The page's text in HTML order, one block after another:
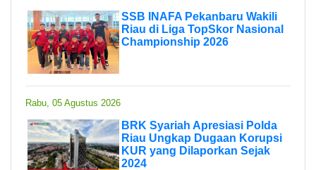
SSB INAFA Pekanbaru Wakili
Riau di Liga TopSkor Nasional
Championship 2026
Rabu, 05 Agustus 2026
BRK Syariah Apresiasi Polda
Riau Ungkap Dugaan Korupsi
KUR yang Dilaporkan Sejak
2024